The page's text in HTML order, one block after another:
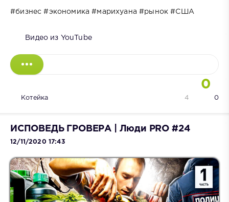
#бизнес #экономика #марихуана #рынок #США
Видео из YouTube
0
Котейка 0
4
ИСПОВЕДЬ ГРОВЕРА | Люди PRO #24
12/11/2020 17:43